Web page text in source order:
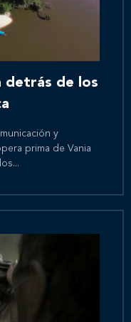
detrás de los
y
prima de Vania